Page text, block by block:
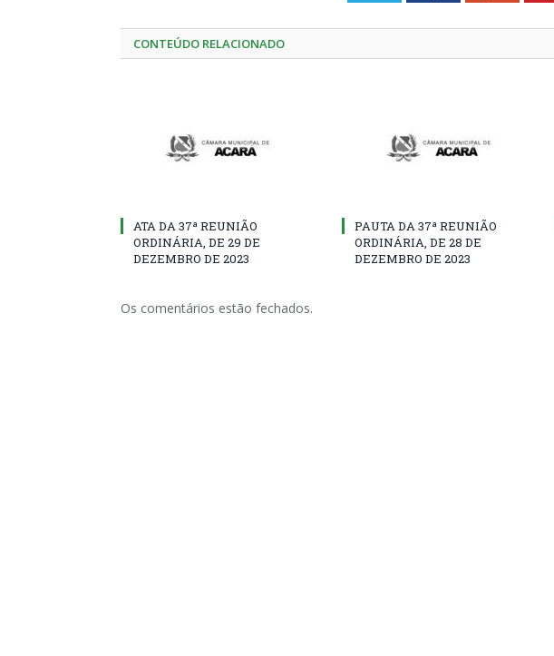
CONTEÚDO RELACIONADO
ATA DA 37ª REUNIÃO
ORDINÁRIA, DE 29 DE
DEZEMBRO DE 2023
PAUTA DA 37ª REUNIÃO
ORDINÁRIA, DE 28 DE
DEZEMBRO DE 2023
Os comentários estão fechados.